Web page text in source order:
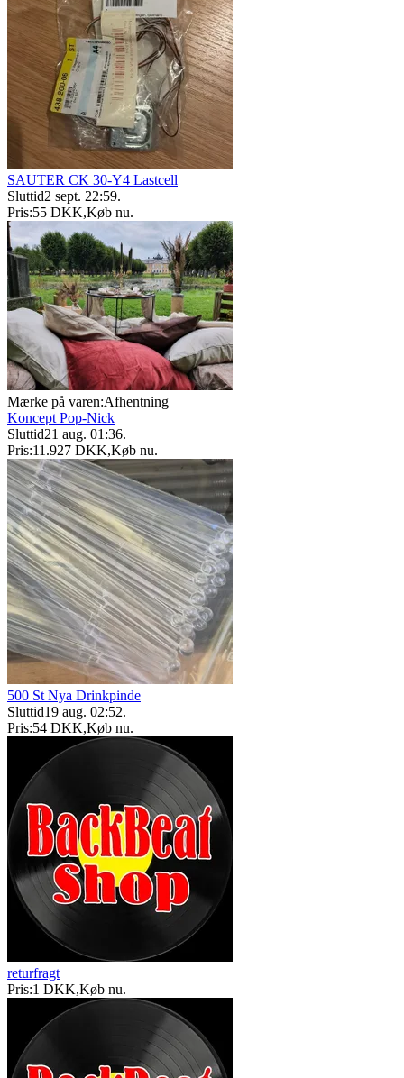
SAUTER CK 30-Y4 Lastcell
Sluttid2 sept. 22:59.
Pris:55 DKK,Køb nu.
Mærke på varen:Afhentning
Koncept Pop-Nick
Sluttid21 aug. 01:36.
Pris:11.927 DKK,Køb nu.
500 St Nya Drinkpinde
Sluttid19 aug. 02:52.
Pris:54 DKK,Køb nu.
returfragt
Pris:1 DKK,Køb nu.